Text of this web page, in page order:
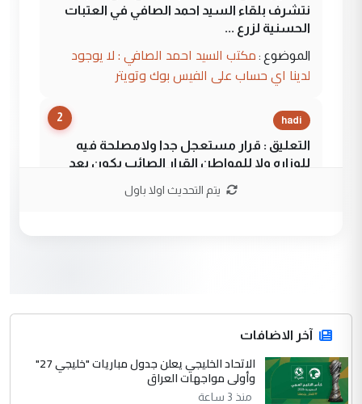
نتشرف بلقاء السيد احمد الصافي في العتبات
الحسنية لزرع ...
الموضوع : مكتب السيد احمد الصافي : لا يوجود
لدينا اي حساب على الفيس بوك وتويتر
2 hadi
التعليق : قرار مستعجل جدا ولامصلحة فيه
للوزاره ولا للمواطن القرار الصائب يكون بعد
جنسية الرافد الثالث للعراق ومن اصول عريقة
ابا فرات ...
الموضوع :
الجواهري يرد على صدام حسين سل
مضجعيك يابن الزنا (نص كامل)
يتم التحديث اولا باول
آخر الاضافات
الاتحاد الخليجي يعلن جدول مباريات "خليجي 27"
وأولى مواجهات العراق
منذ 3 ساعة